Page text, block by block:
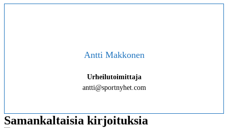
Antti Makkonen
Urheilutoimittaja
antti@sportnyhet.com
Samankaltaisia kirjoituksia